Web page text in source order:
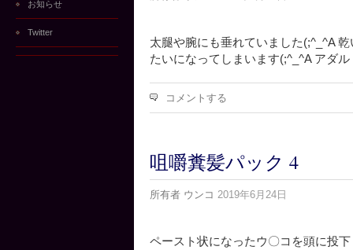
お知らせ
Twitter
太腿や腕にも垂れていました(;^_^A
たいになってしまいます(;^_^A アダ
コメントする
咀嚼糞髪パック 4
所有者 ウンコ 2019年6月24日
ペースト状になったウ〇コを頭に投